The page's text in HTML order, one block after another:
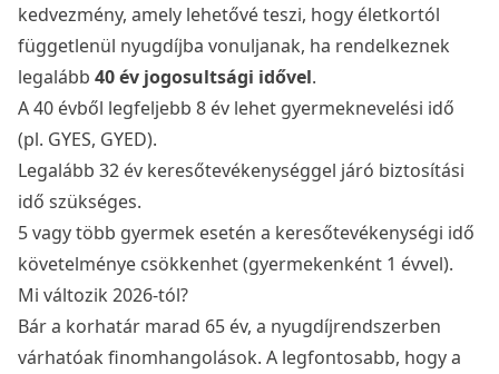
kedvezmény, amely lehetővé teszi, hogy életkortól
függetlenül nyugdíjba vonuljanak, ha rendelkeznek
legalább 40 év jogosultsági idővel.
A 40 évből legfeljebb 8 év lehet gyermeknevelési idő
(pl. GYES, GYED).
Legalább 32 év keresőtevékenységgel járó biztosítási
idő szükséges.
5 vagy több gyermek esetén a keresőtevékenységi idő
követelménye csökkenhet (gyermekenként 1 évvel).
Mi változik 2026-tól?
Bár a korhatár marad 65 év, a nyugdíjrendszerben
várhatóak finomhangolások. A legfontosabb, hogy a